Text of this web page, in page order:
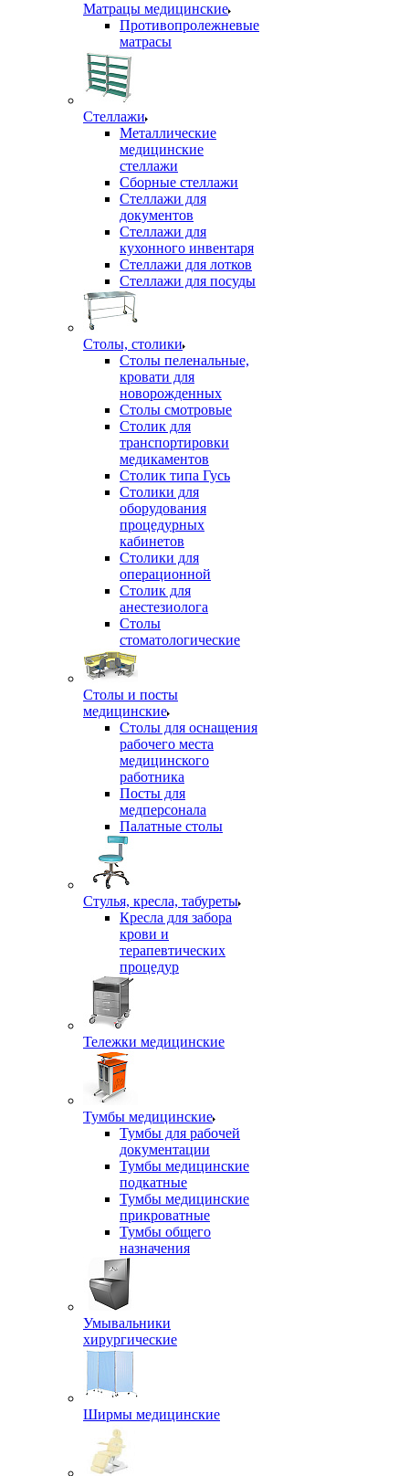
Матрацы медицинские
Противопролежневые
матрасы
Стеллажи
Металлические
медицинские
стеллажи
Сборные стеллажи
Стеллажи для
документов
Стеллажи для
кухонного инвентаря
Стеллажи для лотков
Стеллажи для посуды
Столы, столики
Столы пеленальные,
кровати для
новорожденных
Столы смотровые
Столик для
транспортировки
медикаментов
Столик типа Гусь
Столики для
оборудования
процедурных
кабинетов
Столики для
операционной
Столик для
анестезиолога
Столы
стоматологические
Столы и посты
медицинские
Столы для оснащения
рабочего места
медицинского
работника
Посты для
медперсонала
Палатные столы
Стулья, кресла, табуреты
Кресла для забора
крови и
терапевтических
процедур
Тележки медицинские
Тумбы медицинские
Тумбы для рабочей
документации
Тумбы медицинские
подкатные
Тумбы медицинские
прикроватные
Тумбы общего
назначения
Умывальники
хирургические
Ширмы медицинские